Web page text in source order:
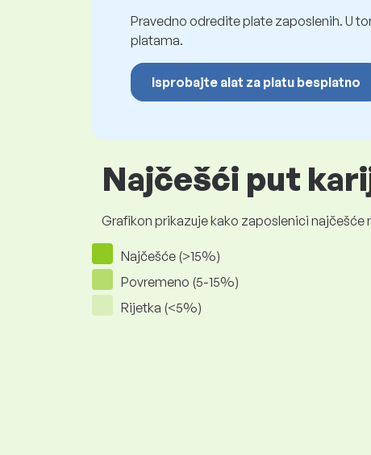
Pravedno odredite plate zaposlenih. U
platama.
Isprobajte alat za platu besplatno
Najčešći put
Grafikon prikazuje kako zaposlenici najčešće
Najčešće (>15%)
Povremeno (5-15%)
Rijetka (<5%)